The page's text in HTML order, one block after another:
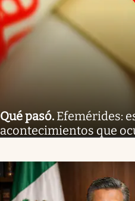
Qué pasó. Efemérides:
acontecimientos que